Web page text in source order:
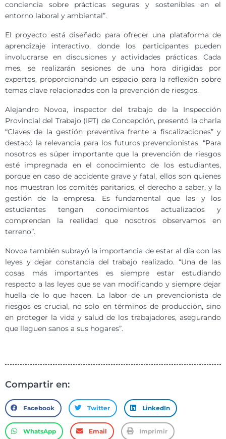
conciencia sobre prácticas seguras y sostenibles en el
entorno laboral y ambiental”.
El proyecto está diseñado para ofrecer una plataforma de
aprendizaje interactivo, donde los participantes pueden
involucrarse en discusiones y actividades prácticas. Cada
mes, se realizarán sesiones de una hora dirigidas por
expertos, proporcionando un espacio para la reflexión sobre
temas clave relacionados con la prevención de riesgos.
Alejandro Novoa, inspector del trabajo de la Inspección
Provincial del Trabajo (IPT) de Concepción, presentó la charla
“Claves de la gestión preventiva frente a fiscalizaciones” y
destacó la relevancia para los futuros prevencionistas. “Para
nosotros es súper importante que la prevención de riesgos
esté impregnada en el conocimiento de los estudiantes,
porque en caso de accidente grave y fatal, ellos son quienes
nos muestran los comités paritarios, el derecho a saber, y la
gestión de la empresa. Es fundamental que las y los
estudiantes tengan conocimientos actualizados y
comprendan la realidad que nosotros observamos en
terreno”.
Novoa también subrayó la importancia de estar al día con las
leyes y dejar constancia del trabajo realizado. “Una de las
cosas más importantes es siempre estar estudiando
respecto a las leyes que se van modificando y siempre dejar
huella de lo que hacen. La labor de un prevencionista de
riesgos es crucial, no solo en términos de producción, sino
en proteger la vida y salud de los trabajadores, asegurando
que lleguen sanos a sus hogares”.
Compartir en:
Facebook Twitter LinkedIn
WhatsApp Email Imprimir